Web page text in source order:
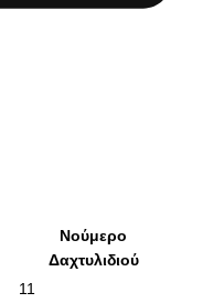
Νούμερο
Δαχτυλιδιού
11